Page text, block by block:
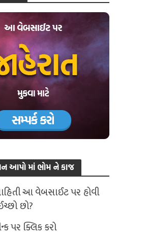
આપો માં ભોમ ને કાજ
આ વેબસાઈટ પર હોવી
છો?
પર ક્લિક કરો